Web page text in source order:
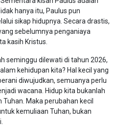
hanya itu, Paulus pun
sikap hidupnya. Secara drastis,
sebelumnya penganiaya
kasih Kristus.
seminggu dilewati di tahun 2026,
kehidupan kita? Hal kecil yang
diwujudkan, semuanya perlu
wacana. Hidup kita bukanlah
Maka perubahan kecil
kemuliaan Tuhan, bukan